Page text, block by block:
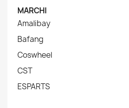
MARCHI
Amalibay
Bafang
Coswheel
CST
ESPARTS